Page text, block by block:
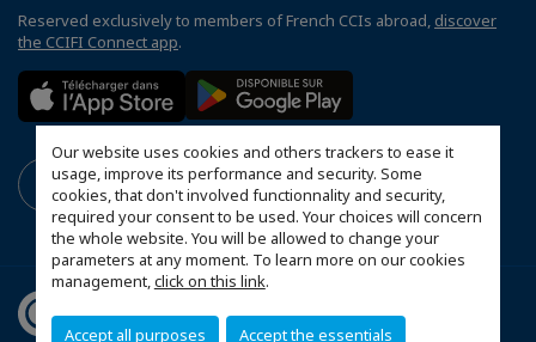
Our website uses cookies and others trackers to ease it
usage, improve its performance and security. Some
cookies, that don't involved functionnality and security,
required your consent to be used. Your choices will concern
the whole website. You will be allowed to change your
parameters at any moment. To learn more on our cookies
management,click on this link.
Accept all purposes Accept the essentials
Reserved exclusively to members of French CCIs abroad, discover
the CCIFI Connect app.